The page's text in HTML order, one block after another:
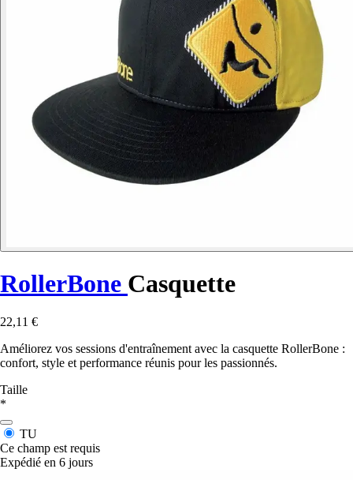
RollerBone Casquette
22,11 €
Améliorez vos sessions d'entraînement avec la casquette RollerBone :
confort, style et performance réunis pour les passionnés.
Taille
*
TU
Ce champ est requis
Expédié en 6 jours